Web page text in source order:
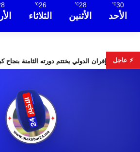
30
℃
الأحد
28
℃
الأثنين
26
℃
الثلاثاء
⚡ عاجل مهرجان إفران الدولي يختتم